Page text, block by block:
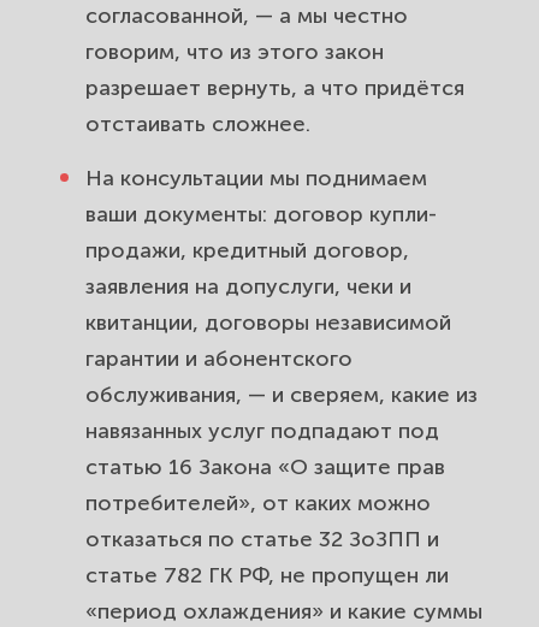
согласованной, — а мы честно
говорим, что из этого закон
разрешает вернуть, а что придётся
отстаивать сложнее.
На консультации мы поднимаем
ваши документы: договор купли-
продажи, кредитный договор,
заявления на допуслуги, чеки и
квитанции, договоры независимой
гарантии и абонентского
обслуживания, — и сверяем, какие из
навязанных услуг подпадают под
статью 16 Закона «О защите прав
потребителей», от каких можно
отказаться по статье 32 ЗоЗПП и
статье 782 ГК РФ, не пропущен ли
«период охлаждения» и какие суммы